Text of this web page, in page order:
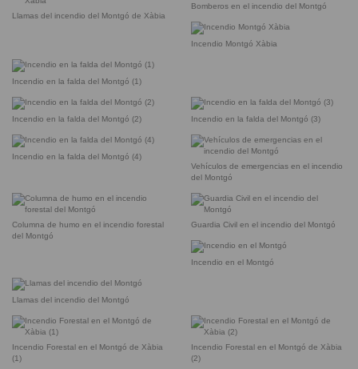
Llamas del incendio del Montgó de Xàbia
Bomberos en el incendio del Montgó
Incendio Montgó Xàbia
Incendio en la falda del Montgó (1)
Incendio en la falda del Montgó (2) Incendio en la falda del Montgó (3)
Incendio en la falda del Montgó (4)
Vehículos de emergencias en el incendio
del Montgó
Columna de humo en el incendio forestal
del Montgó
Guardia Civil en el incendio del Montgó
Incendio en el Montgó
Llamas del incendio del Montgó
Incendio Forestal en el Montgó de Xàbia
(1)
Incendio Forestal en el Montgó de Xàbia
(2)